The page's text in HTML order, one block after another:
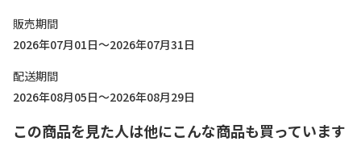
販売期間
2026年07月01日～2026年07月31日
配送期間
2026年08月05日～2026年08月29日
この商品を見た人は他にこんな商品も買っています